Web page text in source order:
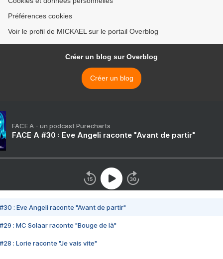
Préférences cookies
Voir le profil de MICKAEL sur le portail Overblog
Créer un blog sur Overblog
Créer un blog
FACE A - un podcast Purecharts
FACE A #30 : Eve Angeli raconte "Avant de partir"
#30 : Eve Angeli raconte "Avant de partir"
#29 : MC Solaar raconte "Bouge de là"
#28 : Lorie raconte "Je vais vite"